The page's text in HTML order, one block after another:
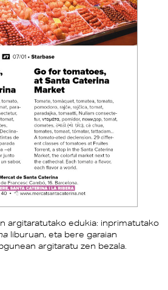
argitaratutako edukia: inprimatutako
liburuan, eta bere garaian
argitaratu zen bezala.